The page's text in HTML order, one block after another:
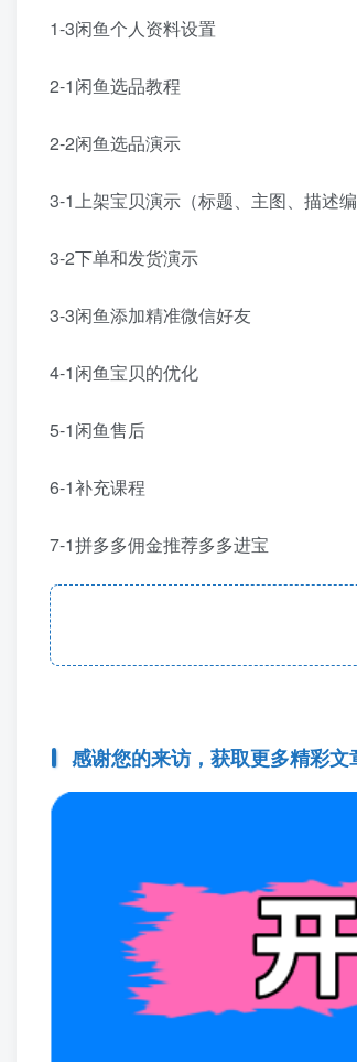
1-3闲鱼个人资料设置
2-1闲鱼选品教程
2-2闲鱼选品演示
3-1上架宝贝演示（标题、主图、描述编
3-2下单和发货演示
3-3闲鱼添加精准微信好友
4-1闲鱼宝贝的优化
5-1闲鱼售后
6-1补充课程
7-1拼多多佣金推荐多多进宝
感谢您的来访，获取更多精彩文